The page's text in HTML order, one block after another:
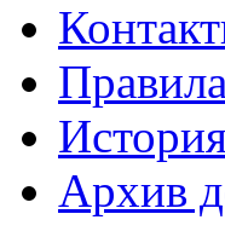
Архив